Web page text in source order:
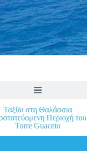
Ταξίδι στη Θαλάσσια
Περιοχή του
Torre Guaceto